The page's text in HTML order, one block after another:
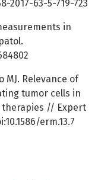
2017-63-5-719-723
in
MJ. Relevance of
tumor cells in
// Expert
erm.13.7